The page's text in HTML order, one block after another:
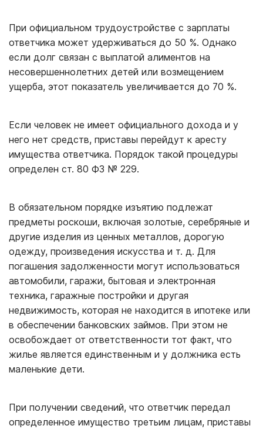
При официальном трудоустройстве с зарплаты
ответчика может удерживаться до 50 %. Однако
если долг связан с выплатой алиментов на
несовершеннолетних детей или возмещением
ущерба, этот показатель увеличивается до 70 %.
Если человек не имеет официального дохода и у
него нет средств, приставы перейдут к аресту
имущества ответчика. Порядок такой процедуры
определен ст. 80 ФЗ № 229.
В обязательном порядке изъятию подлежат
предметы роскоши, включая золотые, серебряные и
другие изделия из ценных металлов, дорогую
одежду, произведения искусства и т. д. Для
погашения задолженности могут использоваться
автомобили, гаражи, бытовая и электронная
техника, гаражные постройки и другая
недвижимость, которая не находится в ипотеке или
в обеспечении банковских займов. При этом не
освобождает от ответственности тот факт, что
жилье является единственным и у должника есть
маленькие дети.
При получении сведений, что ответчик передал
определенное имущество третьим лицам, приставы